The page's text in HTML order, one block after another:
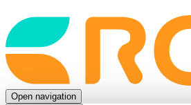
Back
to
frontpage
Open navigation